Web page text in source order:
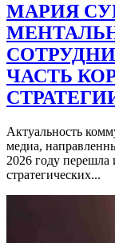
МАРИЯ
ЧАСТЬ
Актуальность
медиа,
2026 году перешла
стратегических...